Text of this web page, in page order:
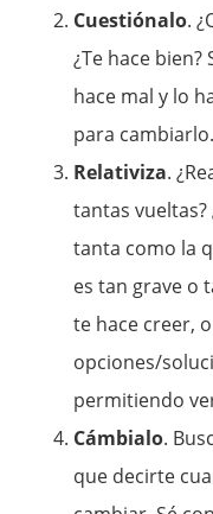
Cuestiónalo.
¿Te hace
hace mal y lo
para cambiarlo.
Relativiza.
tantas
tanta como la
es tan grave o
te hace creer,
opciones/
permitiendo
Cámbialo.
que decirte